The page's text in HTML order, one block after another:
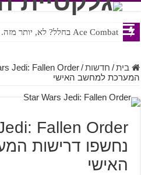
Ace Combat בחלל? לא, יותר מזה. ביקורת המשחק Chorus
Steven Universe והשירים שתורגמו בצורה נוראית לעברית
בית / חדשות /
המערכת למחשב האישי
נחשפו דרישות
האישי